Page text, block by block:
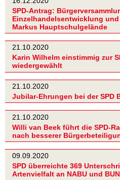
SPD-Antrag:
Einzelhandelsentwicklung und
Markus Hauptschulgelände
21.10.2020
Karin Wilhelm einstimmig zur
wiedergewählt
21.10.2020
Jubilar-Ehrungen bei der SPD
21.10.2020
Willi van Beek führt die SPD-
nach besserer
09.09.2020
SPD überreichte 369
Artenvielfalt an NABU und